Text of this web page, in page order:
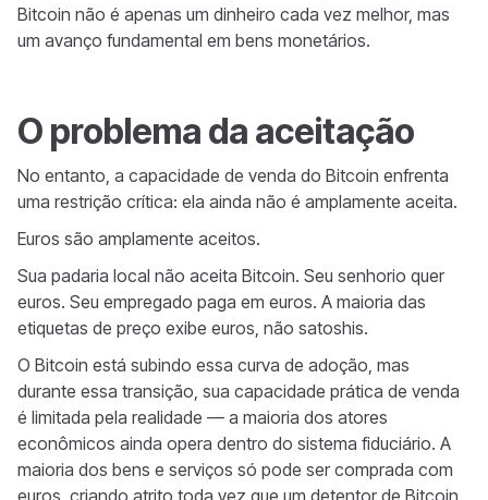
Bitcoin não é apenas um dinheiro cada vez melhor, mas
um avanço fundamental em bens monetários.
O problema da aceitação
No entanto, a capacidade de venda do Bitcoin enfrenta
uma restrição crítica: ela ainda não é amplamente aceita.
Euros são amplamente aceitos.
Sua padaria local não aceita Bitcoin. Seu senhorio quer
euros. Seu empregado paga em euros. A maioria das
etiquetas de preço exibe euros, não satoshis.
O Bitcoin está subindo essa curva de adoção, mas
durante essa transição, sua capacidade prática de venda
é limitada pela realidade — a maioria dos atores
econômicos ainda opera dentro do sistema fiduciário. A
maioria dos bens e serviços só pode ser comprada com
euros, criando atrito toda vez que um detentor de Bitcoin